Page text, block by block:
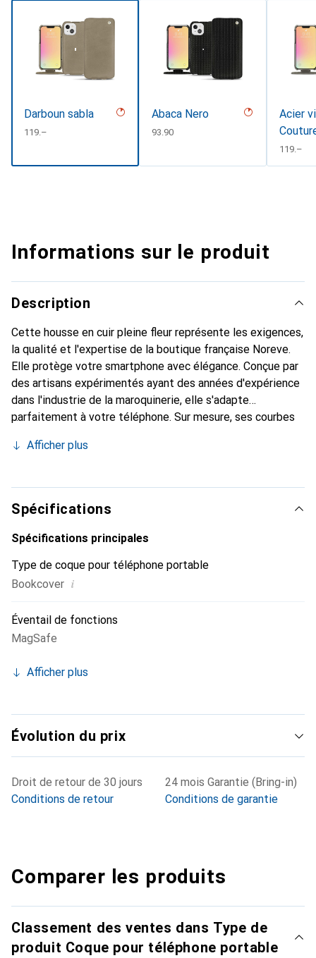
Darboun sabla
CHF
119.–
Abaca Nero
CHF
93.90
Acier
CHF
119.–
Informations sur le produit
Description
Cette housse en cuir pleine fleur représente les exigences,
la qualité et l'expertise de la boutique française Noreve.
Elle protège votre smartphone avec élégance. Conçue par
des artisans expérimentés ayant des années d'expérience
dans l'industrie de la maroquinerie, elle s'adapte
parfaitement à votre téléphone. Sur mesure, ses courbes
un accessoire chic et indispensable pour votre
internationalement pour ses produits de haute qualité et
constitue un choix fiable pour une clientèle exigeante.
Afficher plus
Spécifications
Spécifications principales
Type de coque pour téléphone portable
Bookcover i
Éventail de fonctions
MagSafe
Afficher plus
Évolution du prix
Droit de retour de 30 jours
Conditions de retour
24 mois Garantie (Bring-in)
Conditions de garantie
Comparer les produits
Classement des ventes dans Type de
produit Coque pour téléphone portable